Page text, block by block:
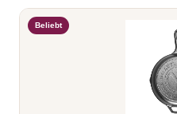
Beliebt